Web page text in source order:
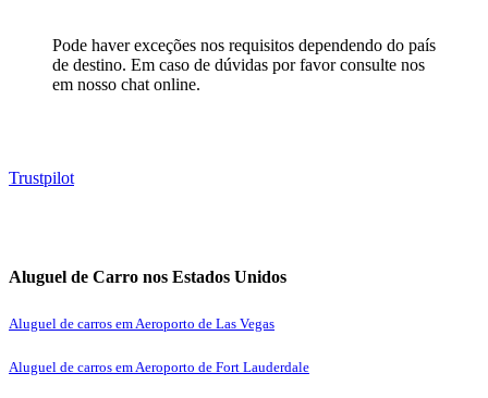
Pode haver exceções nos requisitos dependendo do país
de destino. Em caso de dúvidas por favor consulte nos
em nosso chat online.
Trustpilot
Aluguel de Carro nos Estados Unidos
Aluguel de carros em Aeroporto de Las Vegas
Aluguel de carros em Aeroporto de Fort Lauderdale